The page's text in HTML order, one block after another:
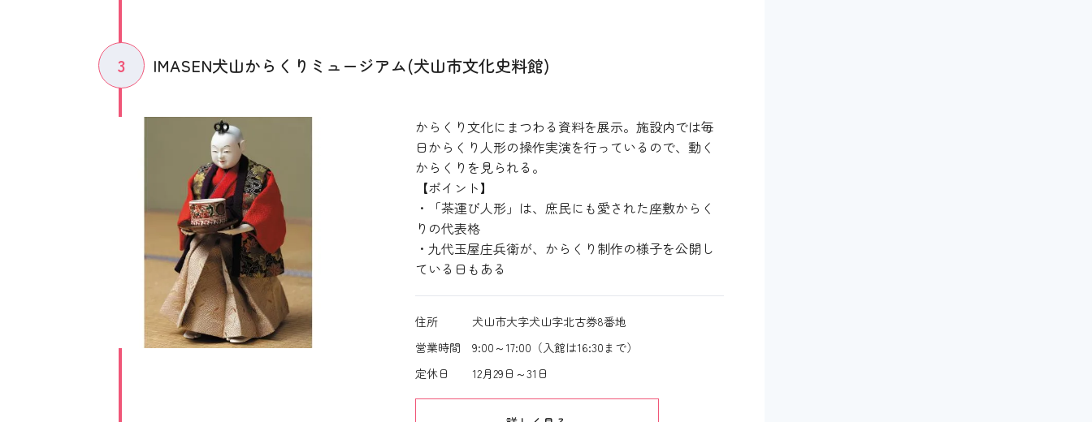
3 IMASEN犬山からくりミュージアム(犬山市文化史料館)
からくり文化にまつわる資料を展示。施設内では毎
日からくり人形の操作実演を行っているので、動く
からくりを見られる。
【ポイント】
・「茶運び人形」は、庶民にも愛された座敷からく
りの代表格
・九代玉屋庄兵衛が、からくり制作の様子を公開し
ている日もある
住所
犬山市大字犬山字北古券8番地
営業時間
9:00～17:00（入館は16:30まで）
定休日
12月29日～31日